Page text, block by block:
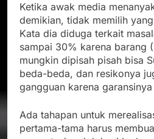
Ketika awak media
demikian, tidak memilih
Kata dia diduga terkait
sampai 30% karena barang
mungkin dipisah pisah bisa
beda-beda, dan resikonya
gangguan karena
Ada tahapan untuk
pertama-tama harus